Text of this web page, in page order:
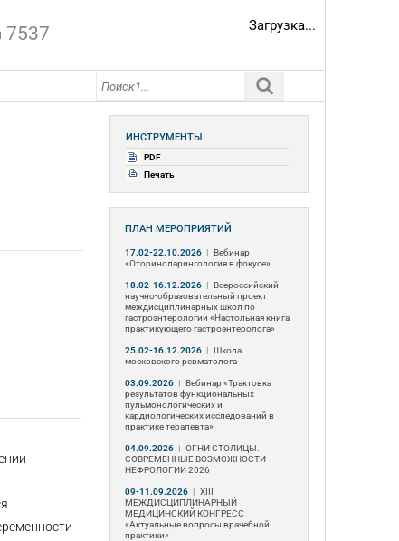
7537 Загрузка...
ИНСТРУМЕНТЫ
PDF
Печать
ПЛАН МЕРОПРИЯТИЙ
17.02-22.10.2026 | Вебинар
«Оториноларингология в фокусе»
18.02-16.12.2026 | Всероссийский
научно-образовательный проект
междисциплинарных школ по
гастроэнтерологии «Настольная книга
практикующего гастроэнтеролога»
25.02-16.12.2026 | Школа
московского ревматолога
03.09.2026 | Вебинар «Трактовка
результатов функциональных
пульмонологических и
кардиологических исследований в
практике терапевта»
04.09.2026 | ОГНИ СТОЛИЦЫ.
СОВРЕМЕННЫЕ ВОЗМОЖНОСТИ
НЕФРОЛОГИИ 2026
09-11.09.2026 | ХIII
МЕЖДИСЦИПЛИНАРНЫЙ
МЕДИЦИНСКИЙ КОНГРЕСС
«Актуальные вопросы врачебной
практики»